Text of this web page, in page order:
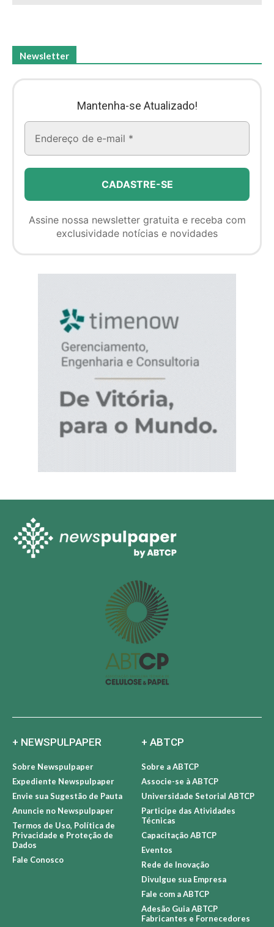
Newsletter
Mantenha-se Atualizado!
Assine nossa newsletter gratuita e receba com
exclusividade notícias e novidades
+ NEWSPULPAPER
Sobre Newspulpaper
Expediente Newspulpaper
Envie sua Sugestão de Pauta
Anuncie no Newspulpaper
Termos de Uso, Política de
Privacidade e Proteção de
Dados
Fale Conosco
+ ABTCP
Sobre a ABTCP
Associe-se à ABTCP
Universidade Setorial ABTCP
Participe das Atividades
Técnicas
Capacitação ABTCP
Eventos
Rede de Inovação
Divulgue sua Empresa
Fale com a ABTCP
Adesão Guia ABTCP
Fabricantes e Fornecedores